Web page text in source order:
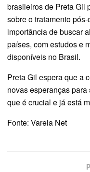
brasileiros de Preta Gil
sobre o tratamento
importância de buscar
países, com estudos e
disponíveis no Brasil.
Preta Gil espera que a
novas esperanças
que é crucial e já está
Fonte: Varela Net